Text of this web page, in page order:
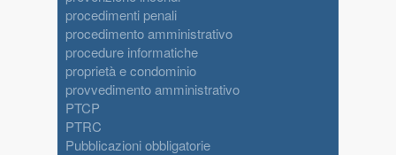
procedimenti penali
procedimento amministrativo
procedure informatiche
proprietà e condominio
provvedimento amministrativo
PTCP
PTRC
Pubblicazioni obbligatorie